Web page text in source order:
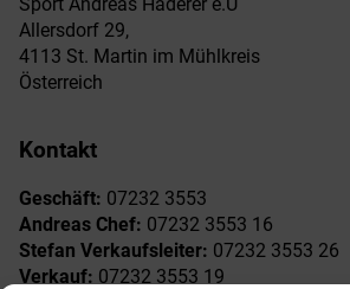
Sport Andreas Haderer e.U
Allersdorf 29,
4113 St. Martin im Mühlkreis
Österreich
Kontakt
Geschäft: 07232 3553
Andreas Chef: 07232 3553 16
Stefan Verkaufsleiter: 07232 3553 26
Verkauf: 07232 3553 19